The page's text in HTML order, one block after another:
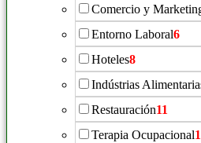
Comercio y
Entorno Laboral6
Hoteles8
Indústrias
Restauración11
Terapia Ocupacional1